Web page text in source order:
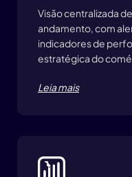
Visão centralizada
andamento, com
indicadores de
estratégica do
Leia mais